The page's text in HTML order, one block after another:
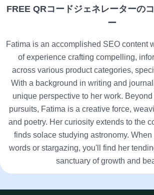
FREE QRコードジェネレーターの
ー
Fatima is an accomplished SEO content
of experience crafting compelling,
across various product categories,
With a background in writing and
unique perspective to her work. Beyond
pursuits, Fatima is a creative force,
and poetry. Her curiosity extends to the
finds solace studying astronomy.
words or stargazing, you'll find her
sanctuary of growth and